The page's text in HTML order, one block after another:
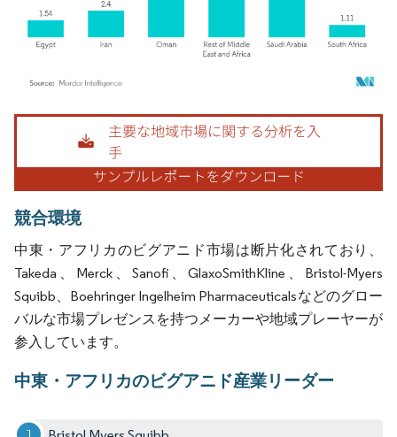
画像 © Mordor Intelligence。再利用にはCC BY 4.0の表示が必要です。
競合環境
中東・アフリカのビグアニド市場は断片化されており、
Takeda、Merck、Sanofi、GlaxoSmithKline、Bristol-Myers
Squibb、Boehringer Ingelheim Pharmaceuticalsなどのグロー
バルな市場プレゼンスを持つメーカーや地域プレーヤーが
参入しています。
中東・アフリカのビグアニド産業リーダー